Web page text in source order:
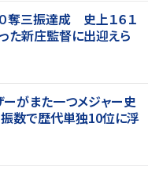
奪三振達成 史上１６１
新庄監督に出迎えら
ーがまた一つメジャー史
数で歴代単独10位に浮